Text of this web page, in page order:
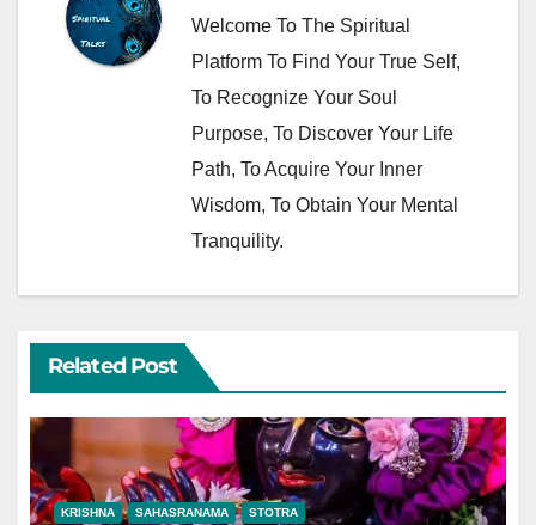
Welcome To The Spiritual
Platform To Find Your True Self,
To Recognize Your Soul
Purpose, To Discover Your Life
Path, To Acquire Your Inner
Wisdom, To Obtain Your Mental
Tranquility.
Related Post
KRISHNA SAHASRANAMA STOTRA